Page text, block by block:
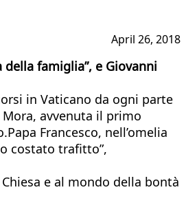
April 26, 2018
famiglia”, e Giovanni
in Vaticano da ogni parte
avvenuta il primo
Francesco, nell’omelia
costato trafitto”,
e al mondo della bontà